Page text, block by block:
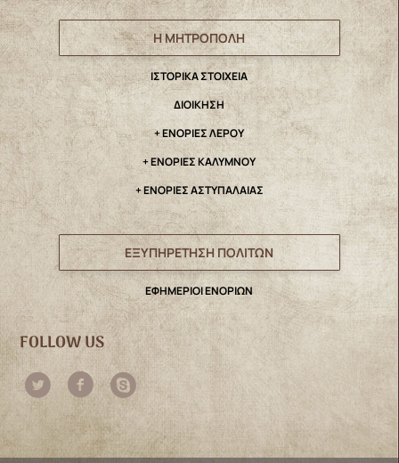
Η ΜΗΤΡΟΠΟΛΗ
IΣΤΟΡΙΚΑ ΣΤΟΙΧΕΙΑ
ΔΙΟΙΚΗΣΗ
+ ΕΝΟΡΙΕΣ ΛΕΡΟΥ
+ ΕΝΟΡΙΕΣ ΚΑΛΥΜΝΟΥ
+ ΕΝΟΡΙΕΣ ΑΣΤΥΠΑΛΑΙΑΣ
ΕΞΥΠΗΡΕΤΗΣΗ ΠΟΛΙΤΩΝ
ΕΦΗΜΕΡΙΟΙ ΕΝΟΡΙΩΝ
FOLLOW US